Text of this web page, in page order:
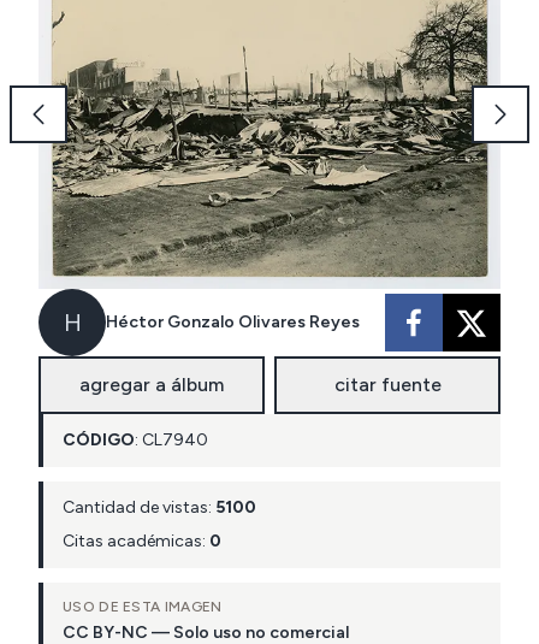
H Héctor Gonzalo Olivares Reyes
agregar a álbum citar fuente
CÓDIGO: CL7940
Cantidad de vistas: 5100
Citas académicas: 0
USO DE ESTA IMAGEN
CC BY-NC — Solo uso no comercial